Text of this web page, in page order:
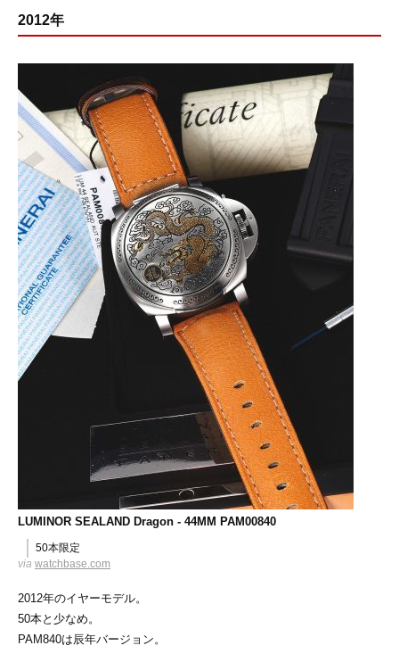
2012年
LUMINOR SEALAND Dragon - 44MM PAM00840
50本限定
via watchbase.com
2012年のイヤーモデル。
50本と少なめ。
PAM840は辰年バージョン。